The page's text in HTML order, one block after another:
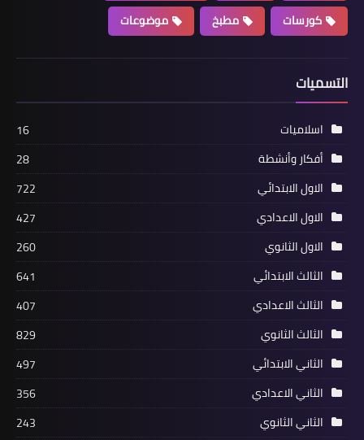
كورسات
مطبخ موضوعات
التسميات
اسلاميات
16
أفكار وأنشطة
28
الاول الابتدائي
722
الاول الاعدادي
427
الاول الثانوي
260
الثالث الابتدائي
641
الثالث الاعدادي
407
الثالث الثانوي
829
الثاني الابتدائي
497
الثاني الاعدادي
356
الثاني الثانوي
243